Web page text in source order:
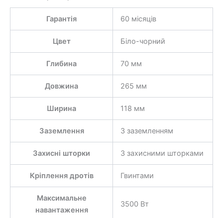
Гарантія 60 місяців
Цвет Біло-чорний
Глибина 70 мм
Довжина 265 мм
Ширина 118 мм
Заземлення З заземленням
Захисні шторки З захисними шторками
Кріплення дротів Гвинтами
Максимальне
навантаження
3500 Вт